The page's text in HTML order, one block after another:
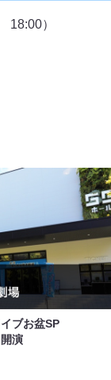
18:00）
ブお盆SP
演